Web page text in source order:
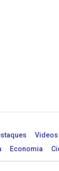
Videos
Economia